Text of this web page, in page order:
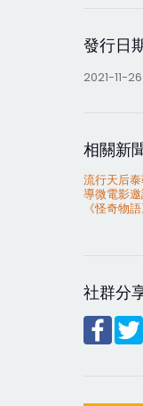
發行日
2021-11-26
相關新
流行天后
導微電影
《怪奇物
社群分